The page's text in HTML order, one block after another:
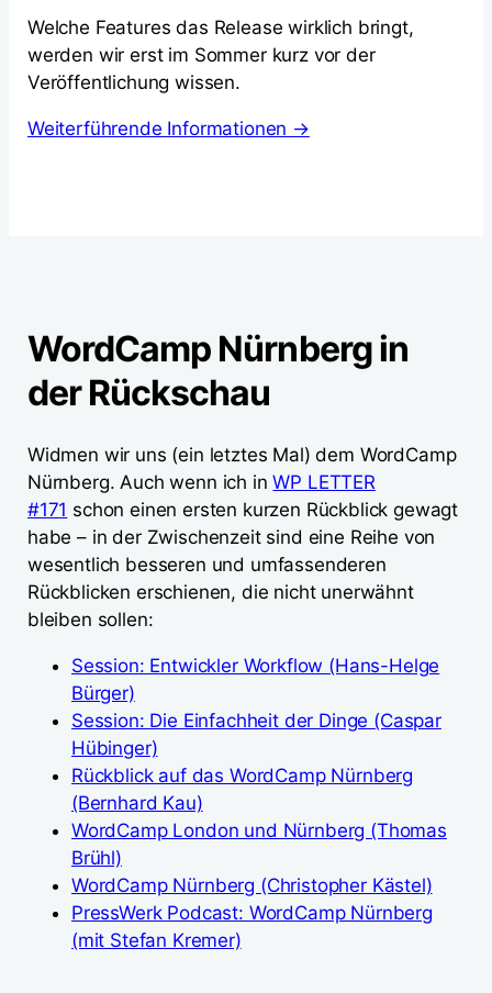
Welche Features das Release wirklich bringt,
werden wir erst im Sommer kurz vor der
Veröffentlichung wissen.
Weiterführende Informationen →
WordCamp Nürnberg in
der Rückschau
Widmen wir uns (ein letztes Mal) dem WordCamp
Nürnberg. Auch wenn ich inWP LETTER
#171 schon einen ersten kurzen Rückblick gewagt
habe – in der Zwischenzeit sind eine Reihe von
wesentlich besseren und umfassenderen
Rückblicken erschienen, die nicht unerwähnt
bleiben sollen:
Session: Entwickler Workflow (Hans-Helge
Bürger)
Session: Die Einfachheit der Dinge (Caspar
Hübinger)
Rückblick auf das WordCamp Nürnberg
(Bernhard Kau)
WordCamp London und Nürnberg (Thomas
Brühl)
WordCamp Nürnberg (Christopher Kästel)
PressWerk Podcast: WordCamp Nürnberg
(mit Stefan Kremer)